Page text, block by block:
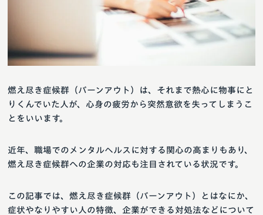
この記事では、燃え尽き症候群（バーンアウト）とはなにか、
症状やなりやすい人の特徴、企業ができる対処法などについて
近年、職場でのメンタルヘルスに対する関心の高まりもあり、
燃え尽き症候群への企業の対応も注目されている状況です。
燃え尽き症候群（バーンアウト）は、それまで熱心に物事にと
りくんでいた人が、心身の疲労から突然意欲を失ってしまうこ
とをいいます。